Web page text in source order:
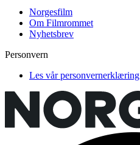
Norgesfilm
Om Filmrommet
Nyhetsbrev
Personvern
Les vår personvernerklæring